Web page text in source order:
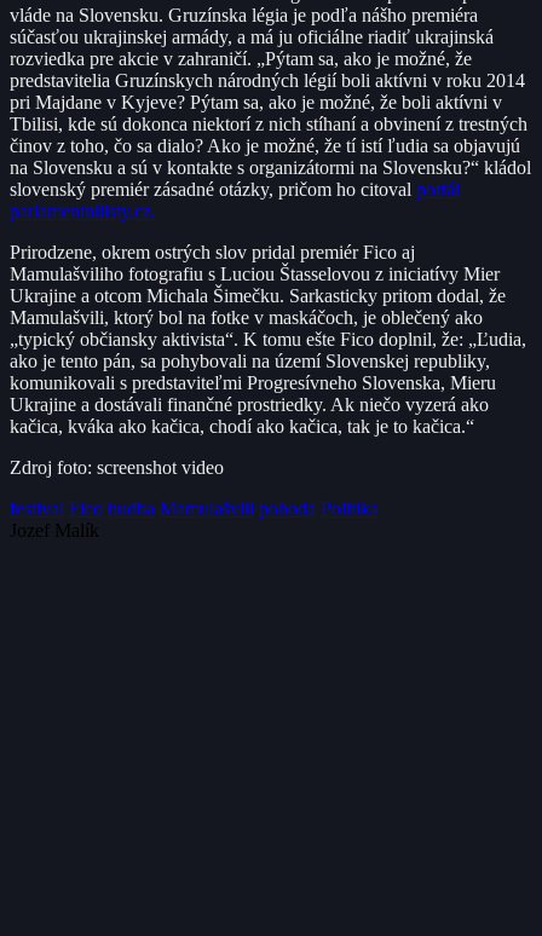
vláde na Slovensku. Gruzínska légia je podľa nášho premiéra
súčasťou ukrajinskej armády, a má ju oficiálne riadiť ukrajinská
rozviedka pre akcie v zahraničí. „Pýtam sa, ako je možné, že
predstavitelia Gruzínskych národných légií boli aktívni v roku 2014
pri Majdane v Kyjeve? Pýtam sa, ako je možné, že boli aktívni v
Tbilisi, kde sú dokonca niektorí z nich stíhaní a obvinení z trestných
činov z toho, čo sa dialo? Ako je možné, že tí istí ľudia sa objavujú
na Slovensku a sú v kontakte s organizátormi na Slovensku?“ kládol
slovenský premiér zásadné otázky, pričom ho citoval portál
parlamentnilisty.cz.
Prirodzene, okrem ostrých slov pridal premiér Fico aj
Mamulašviliho fotografiu s Luciou Štasselovou z iniciatívy Mier
Ukrajine a otcom Michala Šimečku. Sarkasticky pritom dodal, že
Mamulašvili, ktorý bol na fotke v maskáčoch, je oblečený ako
„typický občiansky aktivista“. K tomu ešte Fico doplnil, že: „Ľudia,
ako je tento pán, sa pohybovali na území Slovenskej republiky,
komunikovali s predstaviteľmi Progresívneho Slovenska, Mieru
Ukrajine a dostávali finančné prostriedky. Ak niečo vyzerá ako
kačica, kváka ako kačica, chodí ako kačica, tak je to kačica.“
Zdroj foto: screenshot video
festival Fico hudba Mamulašvili pohoda Politika
Jozef Malík